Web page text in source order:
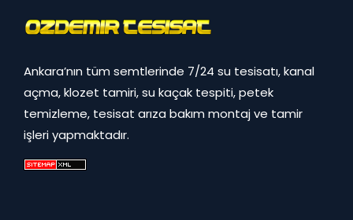
Ankara’nın tüm semtlerinde 7/24 su tesisatı, kanal
açma, klozet tamiri, su kaçak tespiti, petek
temizleme, tesisat arıza bakım montaj ve tamir
işleri yapmaktadır.